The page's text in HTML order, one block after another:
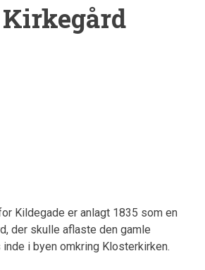
Kildegade er anlagt 1835 som en
der skulle aflaste den gamle
i byen omkring Klosterkirken.